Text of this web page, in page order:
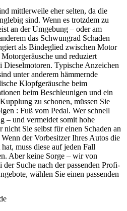
mittlerweile eher selten, da die
sind. Wenn es trotzdem zu
an der Umgebung – oder am
das Schwungrad Schaden
als Bindeglied zwischen Motor
und reduziert
Dieselmotoren. Typische Anzeichen
unter anderem hämmernde
Klopfgeräusche beim
beim Beschleunigen und ein
zu schonen, müssen Sie
: Fuß vom Pedal. Wer schnell
– und vermeidet somit hohe
nicht Sie selbst für einen Schaden an
der Vorbesitzer Ihres Autos die
muss diese auf jeden Fall
Aber keine Sorge – wir von
Suche nach der passenden Profi-
wählen Sie einen passenden